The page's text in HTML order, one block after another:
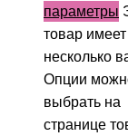
параметры
товар имеет
несколько
Опции
выбрать на
странице